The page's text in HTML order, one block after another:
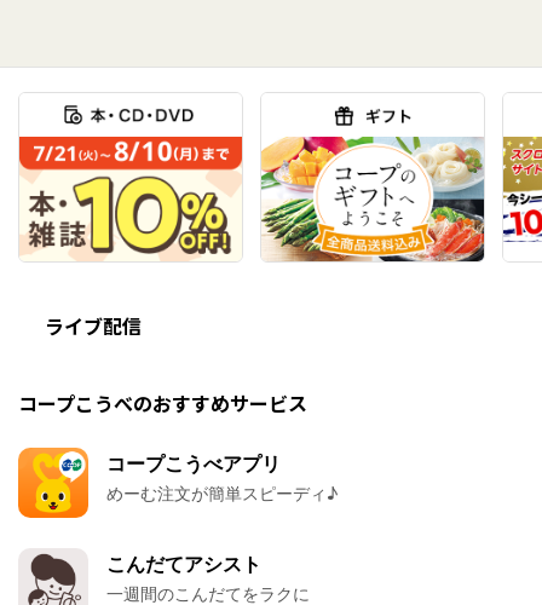
ライブ配信
コープこうべのおすすめサービス
コープこうべアプリ
めーむ注文が簡単スピーディ♪
こんだてアシスト
一週間のこんだてをラクに